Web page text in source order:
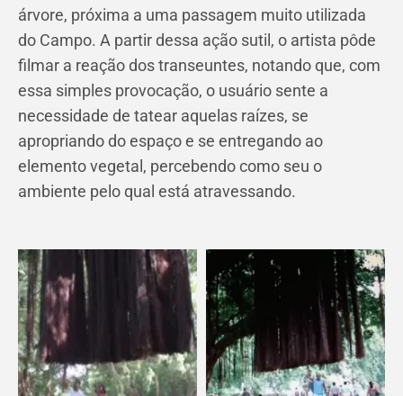
árvore, próxima a uma passagem muito utilizada
do Campo. A partir dessa ação sutil, o artista pôde
filmar a reação dos transeuntes, notando que, com
essa simples provocação, o usuário sente a
necessidade de tatear aquelas raízes, se
apropriando do espaço e se entregando ao
elemento vegetal, percebendo como seu o
ambiente pelo qual está atravessando.